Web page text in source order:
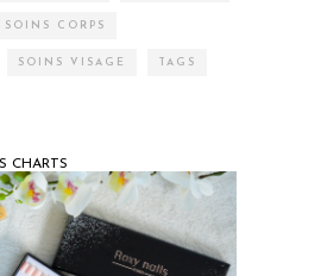
SOINS CORPS
SOINS VISAGE TAGS
CHARTS